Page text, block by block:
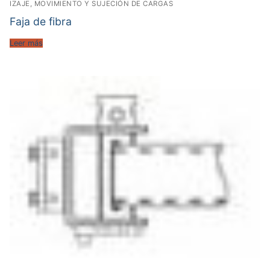
IZAJE, MOVIMIENTO Y SUJECIÓN DE CARGAS
Faja de fibra
Leer más